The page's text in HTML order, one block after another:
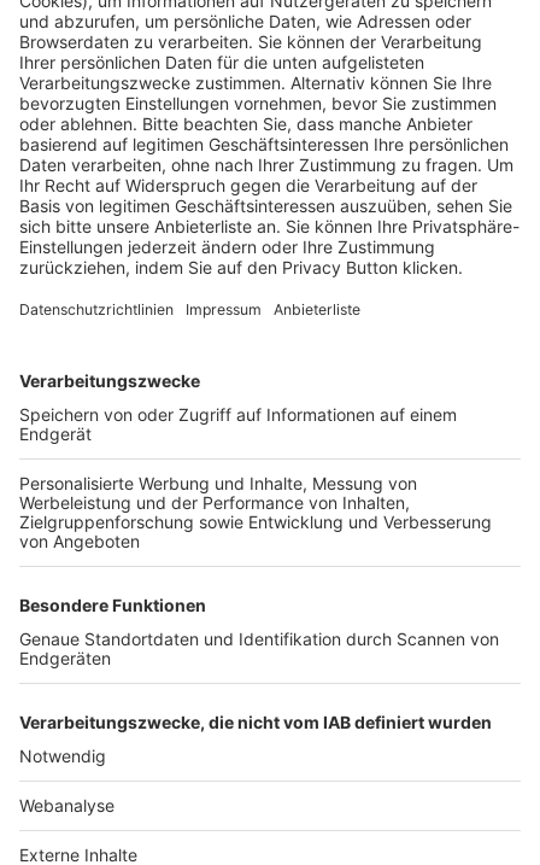
Pässe und Vereinswechsel
Trainerausbildung
Schulungsangebot Vereinsmitarbeiter
BFV-Geschäftsstellen
Trainerbörse
Login SpielPlus
FOLGE DEM BFV
TOP-VEREINE
TOP-PARTNER
Nutzungsbedingungen Datenschutz Impressum